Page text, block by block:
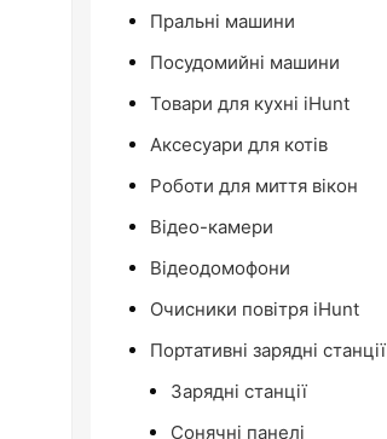
Пральні машини
Посудомийні машини
Товари для кухні iHunt
Аксесуари для котів
Роботи для миття вікон
Відео-камери
Відеодомофони
Очисники повітря iHunt
Портативні зарядні станції
Зарядні станції
Сонячні панелі